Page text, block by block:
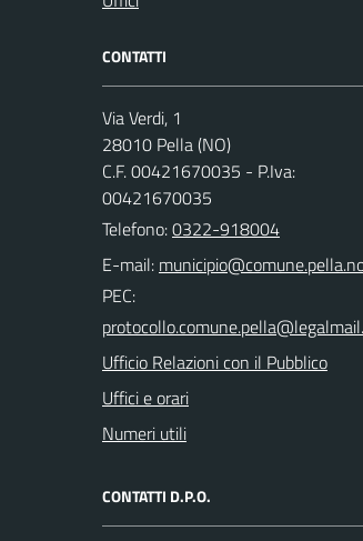
CONTATTI
Via Verdi, 1
28010 Pella (NO)
C.F. 00421670035 - P.Iva:
00421670035
Telefono:0322-918004
E-mail:
PEC:
Ufficio Relazioni con il Pubblico
Uffici e orari
Numeri utili
CONTATTI D.P.O.